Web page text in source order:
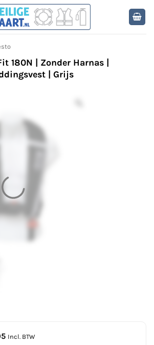
180N | Zonder Harnas |
| Grijs
Huidige
Incl. BTW